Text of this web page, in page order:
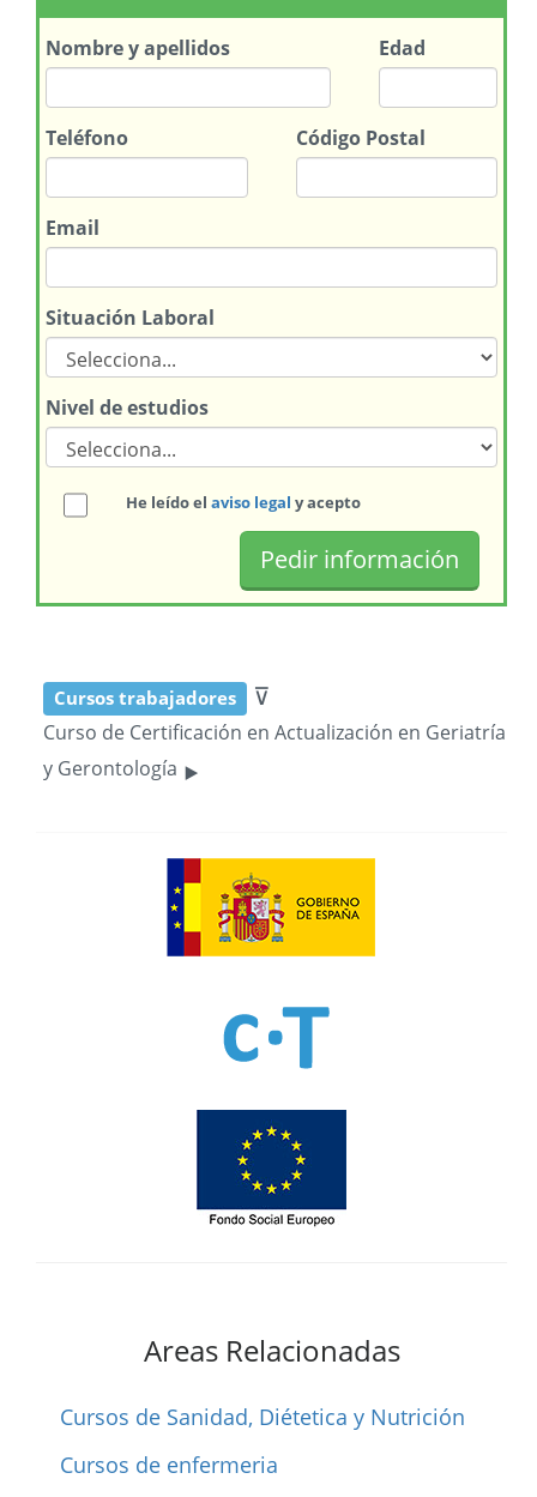
Nombrey apellidos Edad
Teléfono Código Postal
Email
Situación Laboral
Nivel de estudios
He leído el aviso legal y acepto
Cursos trabajadores ⊽
Curso de Certificación en Actualización en Geriatría
y Gerontología ‣
Areas Relacionadas
Cursos de Sanidad, Diétetica y Nutrición
Cursos de enfermeria